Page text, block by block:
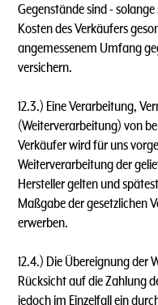
Gegenstände sind -
Kosten des Verkäufers
angemessenem Umfang
versichern.
12.3.) Eine Verarbeitung,
(Weiterverarbeitung) von
Verkäufer wird für uns
Weiterverarbeitung der
Hersteller gelten und
Maßgabe der gesetzlichen
erwerben.
12.4.) Die Übereignung der
Rücksicht auf die Zahlung
jedoch im Einzelfall ein